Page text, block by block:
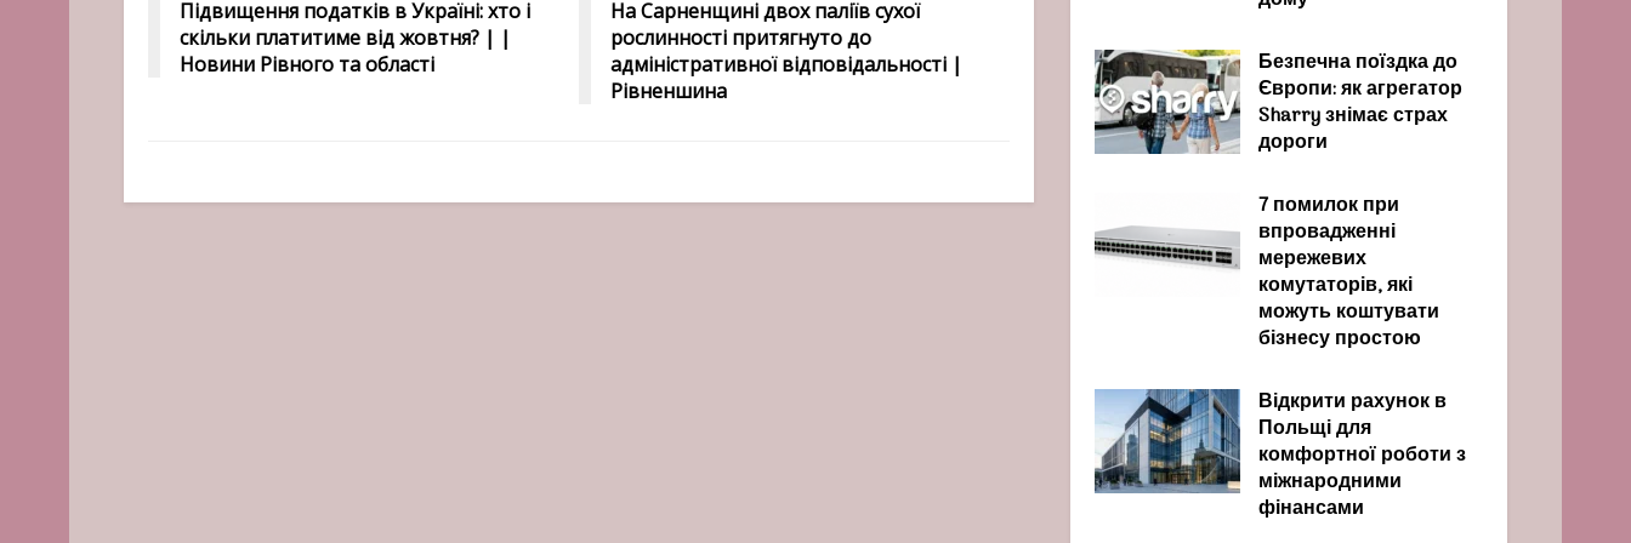
Підвищення податків в Україні: хто і
скільки платитиме від жовтня? | |
Новини Рівного та області
На Сарненщині двох паліїв сухої
рослинності притягнуто до
адміністративної відповідальності |
Рівненшина
Безпечна поїздка до
Європи: як агрегатор
Sharry знімає страх
дороги
7 помилок при
впровадженні
мережевих
комутаторів, які
можуть коштувати
бізнесу простою
Відкрити рахунок в
Польщі для
комфортної роботи з
міжнародними
фінансами